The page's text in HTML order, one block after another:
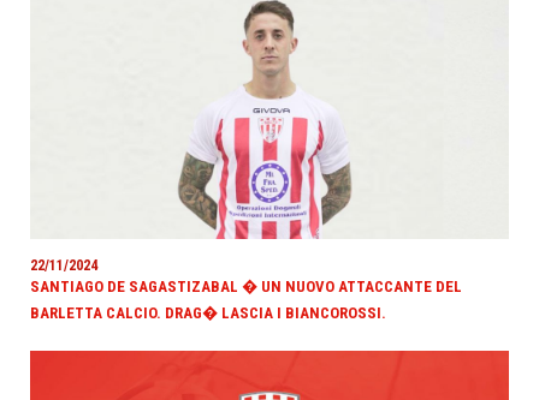
22/11/2024
SANTIAGO DE SAGASTIZABAL � UN NUOVO ATTACCANTE DEL
BARLETTA CALCIO. DRAG� LASCIA I BIANCOROSSI.